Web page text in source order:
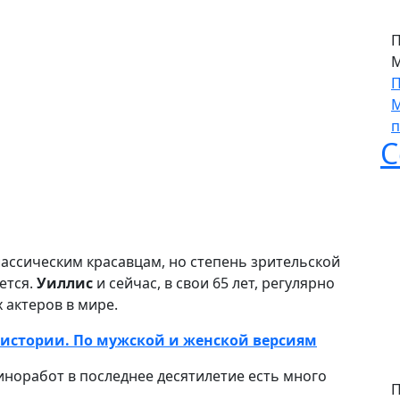
красавцам, но степень зрительской
Уиллис и сейчас, в свои 65 лет, регулярно
в мире.
По мужской и женской версиям
в последнее десятилетие есть много